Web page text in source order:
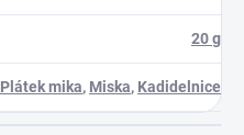
20 g
Plátek mika, Miska, Kadidelnice